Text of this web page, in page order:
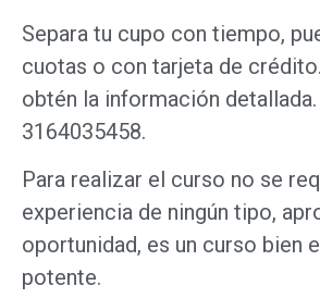
Separa tu cupo con tiempo,
cuotas o con tarjeta de
obtén la información
3164035458.
Para realizar el curso no se
experiencia de ningún tipo,
oportunidad, es un curso bien
potente.